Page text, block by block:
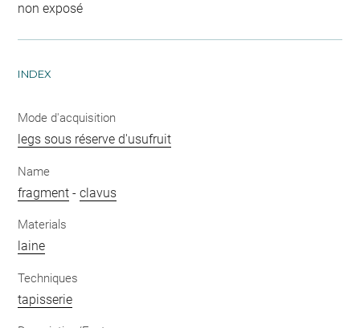
non exposé
INDEX
Mode d'acquisition
legs sous réserve d'usufruit
Name
fragment -clavus
Materials
laine
Techniques
tapisserie